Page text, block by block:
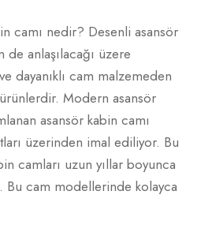
camı nedir? Desenli asansör
anlaşılacağı üzere
dayanıklı cam malzemeden
Modern asansör
asansör kabin camı
üzerinden imal ediliyor. Bu
camları uzun yıllar boyunca
Bu cam modellerinde kolayca